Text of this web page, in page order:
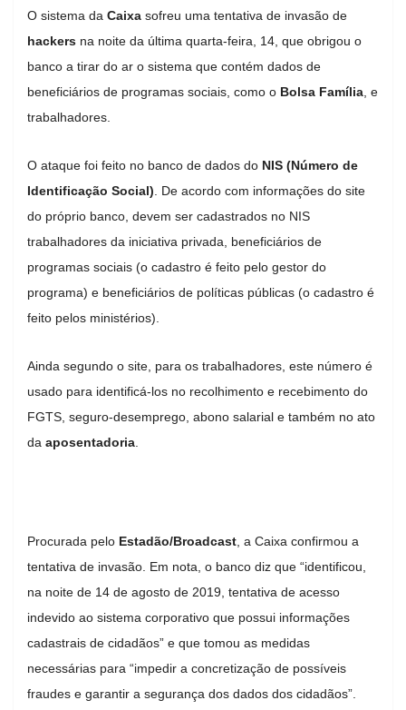
O sistema da Caixa sofreu uma tentativa de invasão de
hackers na noite da última quarta-feira, 14, que obrigou o
banco a tirar do ar o sistema que contém dados de
beneficiários de programas sociais, como o Bolsa Família , e
trabalhadores.
O ataque foi feito no banco de dados do NIS (Número de
Identificação Social) . De acordo com informações do site
do próprio banco, devem ser cadastrados no NIS
trabalhadores da iniciativa privada, beneficiários de
programas sociais (o cadastro é feito pelo gestor do
programa) e beneficiários de políticas públicas (o cadastro é
feito pelos ministérios).
Ainda segundo o site, para os trabalhadores, este número é
usado para identificá-los no recolhimento e recebimento do
FGTS, seguro-desemprego, abono salarial e também no ato
da aposentadoria
Procurada pelo Estadão/Broadcast , a Caixa confirmou a
tentativa de invasão. Em nota, o banco diz que “identificou,
na noite de 14 de agosto de 2019, tentativa de acesso
indevido ao sistema corporativo que possui informações
cadastrais de cidadãos” e que tomou as medidas
necessárias para “impedir a concretização de possíveis
fraudes e garantir a segurança dos dados dos cidadãos”.